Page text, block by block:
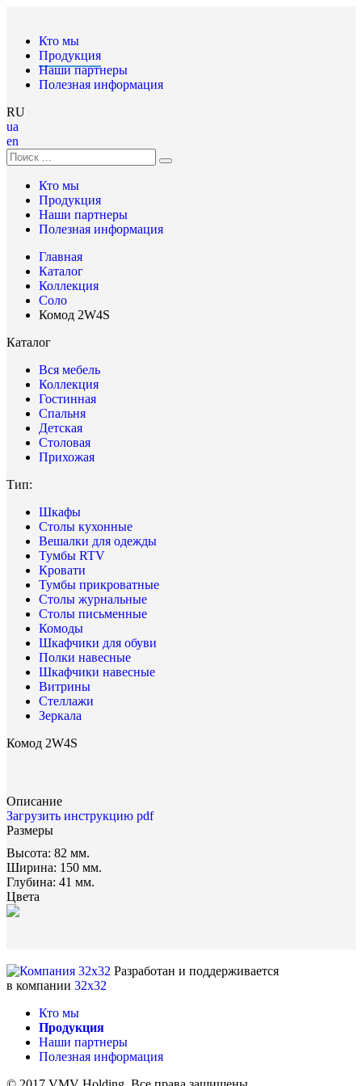
Кто мы
Продукция
Наши партнеры
Полезная информация
RU
ua
en
Кто мы
Продукция
Наши партнеры
Полезная информация
Главная
Каталог
Коллекция
Соло
Комод 2W4S
Каталог
Вся мебель
Коллекция
Гостинная
Спальня
Детская
Столовая
Прихожая
Тип:
Шкафы
Столы кухонные
Вешалки для одежды
Тумбы RTV
Кровати
Тумбы прикроватные
Столы журнальные
Столы письменные
Комоды
Шкафчики для обуви
Полки навесные
Шкафчики навесные
Витрины
Стеллажи
Зеркала
Комод 2W4S
Описание
Загрузить инструкцию pdf
Размеры
Высота: 82 мм.
Ширина: 150 мм.
Глубина: 41 мм.
Цвета
Разработан и поддерживается
в компании 32x32
Кто мы
Продукция
Наши партнеры
Полезная информация